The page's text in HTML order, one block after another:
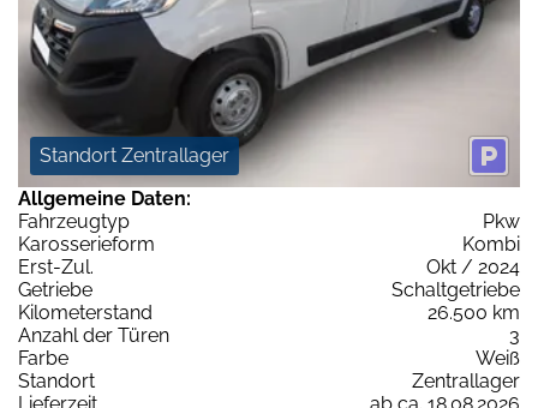
Standort Zentrallager
Allgemeine Daten:
Fahrzeugtyp
Pkw
Karosserieform
Kombi
Erst-Zul.
Okt / 2024
Getriebe
Schaltgetriebe
Kilometerstand
26.500 km
Anzahl der Türen
3
Farbe
Weiß
Standort
Zentrallager